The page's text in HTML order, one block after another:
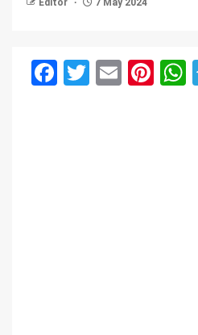
Editor 7 May 2024
Facebook
Twitter
Email